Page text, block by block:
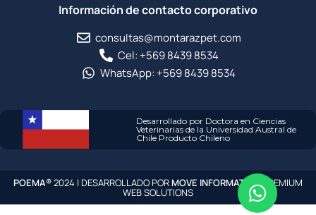
Información de contacto corporativo
consultas@montarazpet.com
Cel: +569 8439 8534
WhatsApp: +569 8439 8534
Desarrollado por Doctora en Ciencias
Veterinarias de la Universidad Austral de
Chile Producto Chileno
POEMA®2024 | DESARROLLADO POR MOVE INFORMATICAPREMIUM
WEB SOLUTIONS